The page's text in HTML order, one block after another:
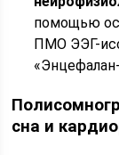
помощью
ПМО ЭЭГ-
сна и